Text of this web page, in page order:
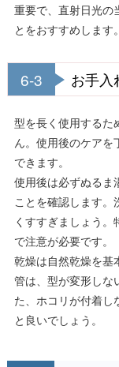
重要で、直射日光の
とをおすすめします。
6-3 お手入
型を長く使用するた
ん。使用後のケアを
できます。
使用後は必ずぬるま
ことを確認します。
くすすぎましょう
で注意が必要です。
乾燥は自然乾燥を基
管は、型が変形しな
た、ホコリが付着し
と良いでしょう。